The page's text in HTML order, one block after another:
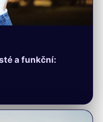
a funkční: